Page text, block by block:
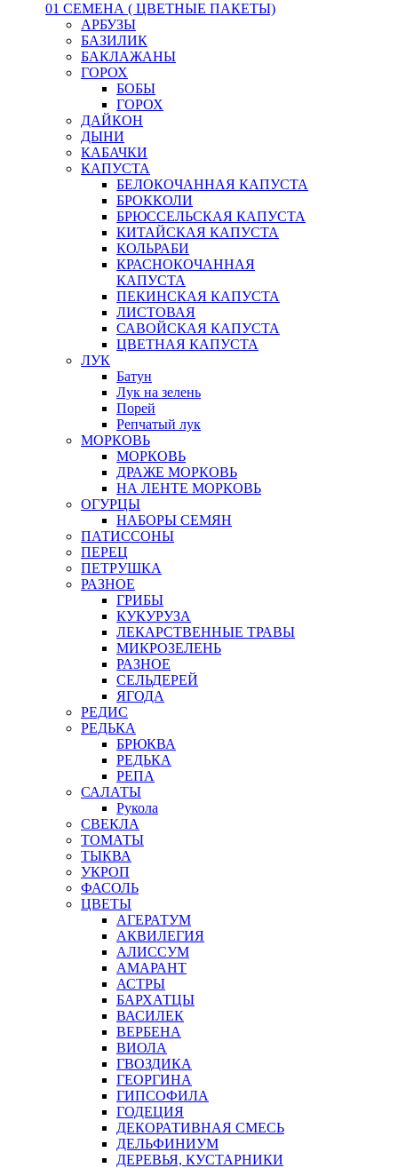
01 СЕМЕНА ( ЦВЕТНЫЕ ПАКЕТЫ)
АРБУЗЫ
БАЗИЛИК
БАКЛАЖАНЫ
ГОРОХ
БОБЫ
ГОРОХ
ДАЙКОН
ДЫНИ
КАБАЧКИ
КАПУСТА
БЕЛОКОЧАННАЯ КАПУСТА
БРОККОЛИ
БРЮССЕЛЬСКАЯ КАПУСТА
КИТАЙСКАЯ КАПУСТА
КОЛЬРАБИ
КРАСНОКОЧАННАЯ
КАПУСТА
ПЕКИНСКАЯ КАПУСТА
ЛИСТОВАЯ
САВОЙСКАЯ КАПУСТА
ЦВЕТНАЯ КАПУСТА
ЛУК
Батун
Лук на зелень
Порей
Репчатый лук
МОРКОВЬ
МОРКОВЬ
ДРАЖЕ МОРКОВЬ
НА ЛЕНТЕ МОРКОВЬ
ОГУРЦЫ
НАБОРЫ СЕМЯН
ПАТИССОНЫ
ПЕРЕЦ
ПЕТРУШКА
РАЗНОЕ
ГРИБЫ
КУКУРУЗА
ЛЕКАРСТВЕННЫЕ ТРАВЫ
МИКРОЗЕЛЕНЬ
РАЗНОЕ
СЕЛЬДЕРЕЙ
ЯГОДА
РЕДИС
РЕДЬКА
БРЮКВА
РЕДЬКА
РЕПА
САЛАТЫ
Рукола
СВЕКЛА
ТОМАТЫ
ТЫКВА
УКРОП
ФАСОЛЬ
ЦВЕТЫ
АГЕРАТУМ
АКВИЛЕГИЯ
АЛИССУМ
АМАРАНТ
АСТРЫ
БАРХАТЦЫ
ВАСИЛЕК
ВЕРБЕНА
ВИОЛА
ГВОЗДИКА
ГЕОРГИНА
ГИПСОФИЛА
ГОДЕЦИЯ
ДЕКОРАТИВНАЯ СМЕСЬ
ДЕЛЬФИНИУМ
ДЕРЕВЬЯ, КУСТАРНИКИ